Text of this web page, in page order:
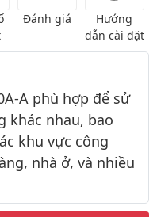
Đánh giá
Hướng
dẫn cài đặt
A phù hợp để sử
khác nhau, bao
khu vực công
nhà ở, và nhiều